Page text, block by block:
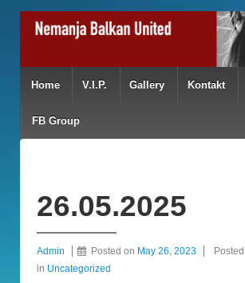
Home V.I.P. Gallery Kontakt
FB Group
26.05.2025
Admin Posted on May 26, 2023
Posted
in Uncategorized